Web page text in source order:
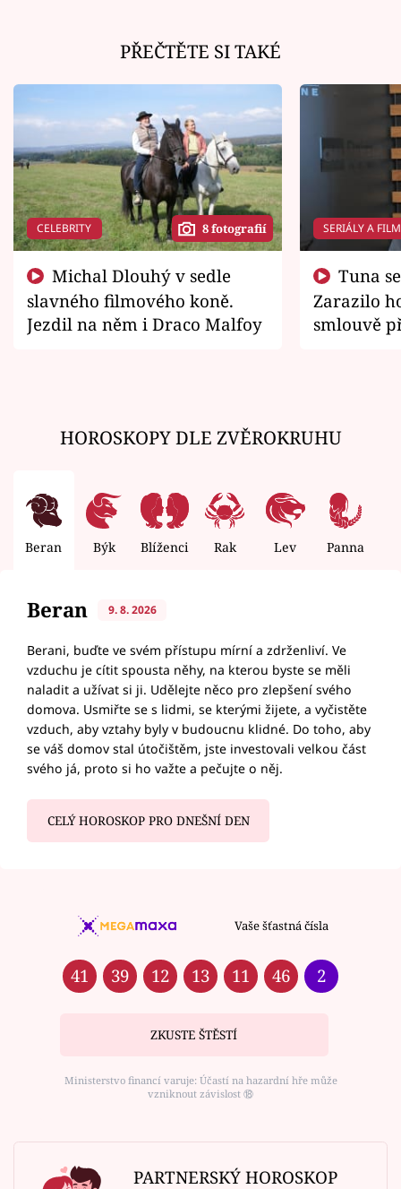
PŘEČTĚTE SI TAKÉ
CELEBRITY 8 fotografií
slavného filmového koně.
Jezdil na něm i Draco Malfoy
SERIÁLY A
Zarazilo
smlouvě
HOROSKOPY DLE ZVĚROKRUHU
Beran Býk Blíženci Rak Lev Panna
Beran 9. 8. 2026
Berani, buďte ve svém přístupu mírní a zdrženliví. Ve
vzduchu je cítit spousta něhy, na kterou byste se měli
naladit a užívat si ji. Udělejte něco pro zlepšení svého
domova. Usmiřte se s lidmi, se kterými žijete, a vyčistěte
vzduch, aby vztahy byly v budoucnu klidné. Do toho, aby
se váš domov stal útočištěm, jste investovali velkou část
svého já, proto si ho važte a pečujte o něj.
CELÝ HOROSKOP PRO DNEŠNÍ DEN
Vaše šťastná čísla
41 39 12 13 11 46 2
ZKUSTE ŠTĚSTÍ
Ministerstvo financí varuje: Účastí na hazardní hře může
vzniknout závislost ⑱
PARTNERSKÝ HOROSKOP